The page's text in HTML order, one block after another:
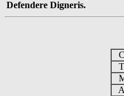
Defendere Digneris.